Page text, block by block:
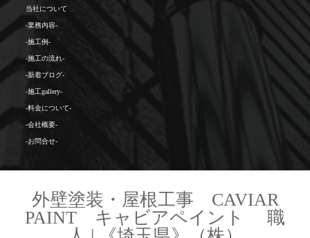
当社について
-業務内容-
-施工例-
-施工の流れ-
-新着ブログ-
-施工gallery-
-料金について-
-会社概要-
-お問合せ-
外壁塗装・屋根工事 CAVIAR
PAINT キャビアペイント 職